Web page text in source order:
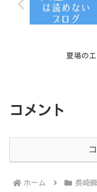
夏場の
コメント
ホーム 長崎